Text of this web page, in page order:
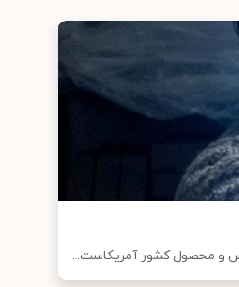
پس و محصول کشور آمریکاست...